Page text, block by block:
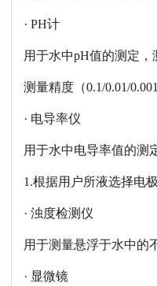
· PH计
用于水中pH值的测定，
测量精度（0.1/0.01/
· 电导率仪
用于水中电导率值的测
1.根据用户所液选择电
· 浊度检测仪
用于测量悬浮于水中的
· 显微镜